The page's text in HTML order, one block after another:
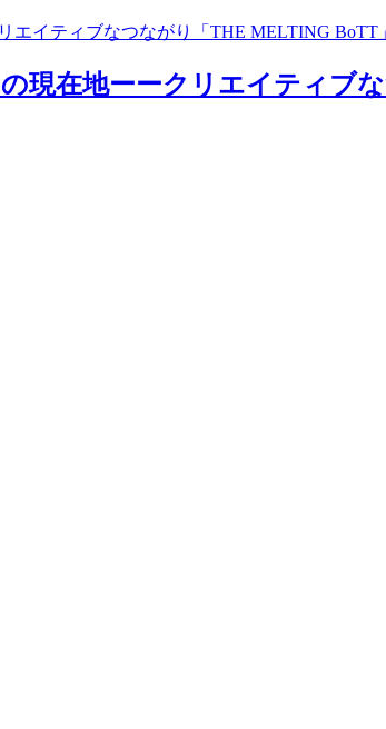
エイティブなつながり「THE MELTING BoTT
現在地ーークリエイティブ